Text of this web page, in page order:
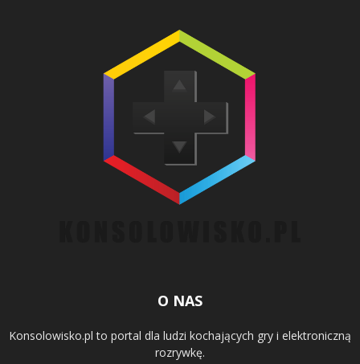
O NAS
Konsolowisko.pl to portal dla ludzi kochających gry i elektroniczną
rozrywkę.